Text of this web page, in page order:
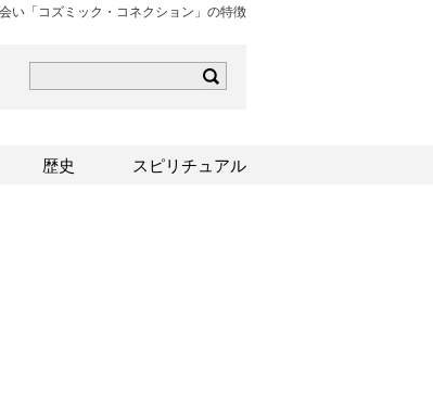
い「コズミック・コネクション」の特徴
歴史 スピリチュアル